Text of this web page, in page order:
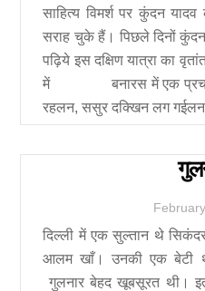
साहित्य विमर्श पर कुंदन
सराह चुके हैं। पिछले दिनों कुंदन
पढ़िये इस दक्षिण यात्रा का
में बनारस में एक प्रचलित
रहलन, ससुर दक्खिन लग
February
दिल्ली में एक सुल्तान थे
आलम खाँ। उनकी एक बेटी
गुलनार बेहद खूबसूरत थी।